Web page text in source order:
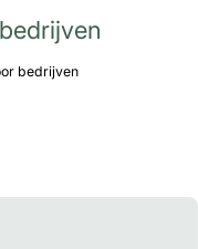
bedrijven